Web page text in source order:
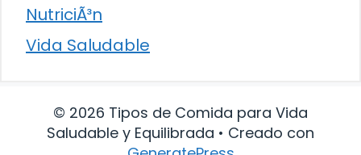
NutriciÃ³n
Vida Saludable
© 2026 Tipos de Comida para Vida
Saludable y Equilibrada • Creado con